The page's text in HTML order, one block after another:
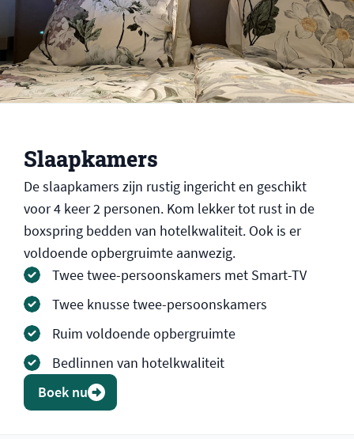
Slaapkamers
De slaapkamers zijn rustig ingericht en geschikt
voor 4 keer 2 personen. Kom lekker tot rust in de
boxspring bedden van hotelkwaliteit. Ook is er
voldoende opbergruimte aanwezig.
Twee twee-persoonskamers met Smart-TV
Twee knusse twee-persoonskamers
Ruim voldoende opbergruimte
Bedlinnen van hotelkwaliteit
Boek nu